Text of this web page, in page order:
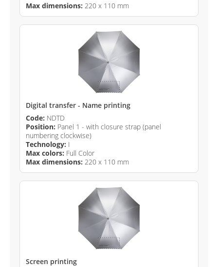
Max dimensions: 220 x 110 mm
Digital transfer - Name printing
Code: NDTD
Position: Panel 1 - with closure strap (panel
numbering clockwise)
Technology: I
Max colors: Full Color
Max dimensions: 220 x 110 mm
Screen printing